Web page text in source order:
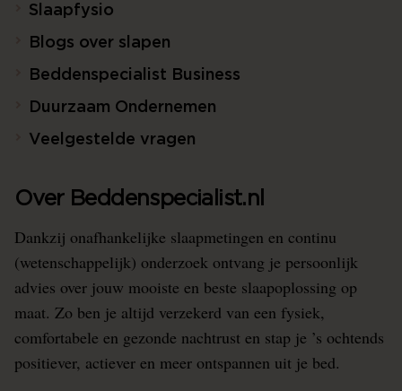
Slaapfysio
Blogs over slapen
Beddenspecialist Business
Duurzaam Ondernemen
Veelgestelde vragen
Over Beddenspecialist.nl
Dankzij onafhankelijke slaapmetingen en continu
(wetenschappelijk) onderzoek ontvang je persoonlijk
advies over jouw mooiste en beste slaapoplossing op
maat. Zo ben je altijd verzekerd van een fysiek,
comfortabele en gezonde nachtrust en stap je ’s ochtends
positiever, actiever en meer ontspannen uit je bed.